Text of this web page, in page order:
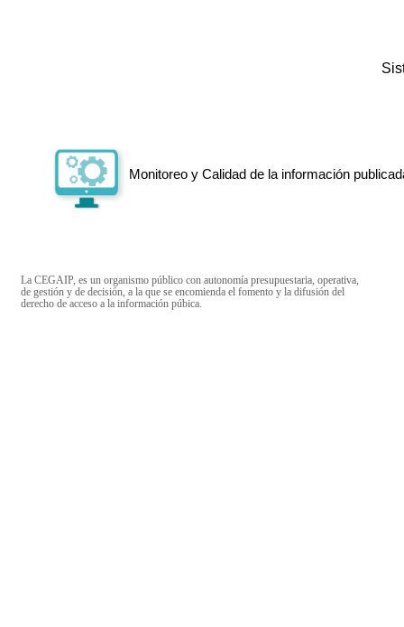
Monitoreo y Calidad de la información
La CEGAIP, es un organismo público con autonomía presupuestaria, operativa,
de gestión y de decisión, a la que se encomienda el fomento y la difusión del
derecho de acceso a la información púbica.